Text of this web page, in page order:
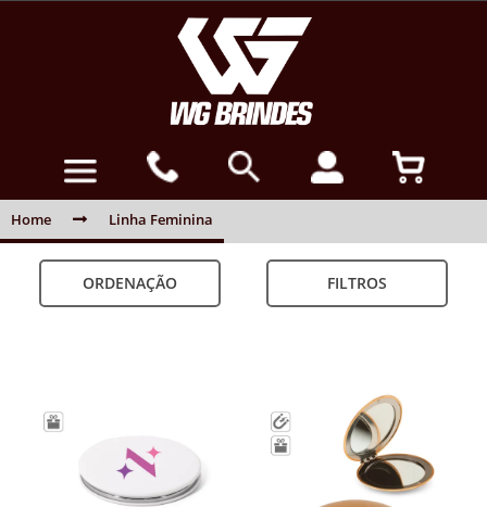
Home Linha Feminina
ORDENAÇÃO FILTROS